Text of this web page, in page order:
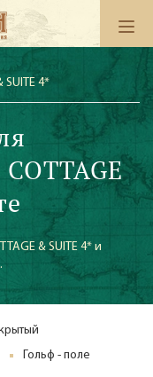
SUITE 4*
& SUITE 4* и
Гольф - поле